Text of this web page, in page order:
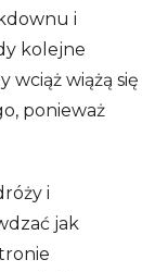
i
kolejne
wciąż wiążą się
ponieważ
i
jak